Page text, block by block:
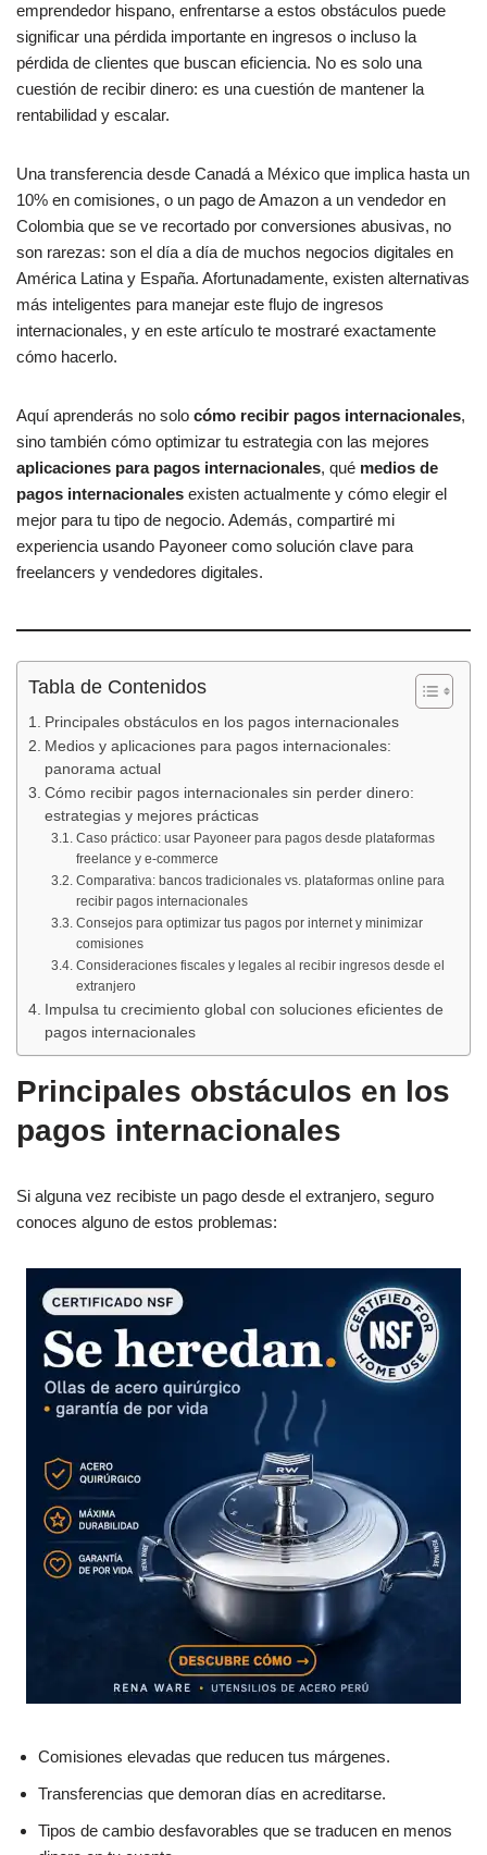
emprendedor hispano, enfrentarse a estos obstáculos puede
significar una pérdida importante en ingresos o incluso la
pérdida de clientes que buscan eficiencia. No es solo una
cuestión de recibir dinero: es una cuestión de mantener la
rentabilidad y escalar.
Una transferencia desde Canadá a México que implica hasta un
10% en comisiones, o un pago de Amazon a un vendedor en
Colombia que se ve recortado por conversiones abusivas, no
son rarezas: son el día a día de muchos negocios digitales en
América Latina y España. Afortunadamente, existen alternativas
más inteligentes para manejar este flujo de ingresos
internacionales, y en este artículo te mostraré exactamente
cómo hacerlo.
Aquí aprenderás no solo cómo recibir pagos internacionales,
sino también cómo optimizar tu estrategia con las mejores
aplicaciones para pagos internacionales, qué medios de
pagos internacionales existen actualmente y cómo elegir el
mejor para tu tipo de negocio. Además, compartiré mi
experiencia usando Payoneer como solución clave para
freelancers y vendedores digitales.
Tabla de Contenidos
Principales obstáculos en los pagos internacionales
Medios y aplicaciones para pagos internacionales:
panorama actual
Cómo recibir pagos internacionales sin perder dinero:
estrategias y mejores prácticas
Caso práctico: usar Payoneer para pagos desde plataformas
freelance y e-commerce
Comparativa: bancos tradicionales vs. plataformas online para
recibir pagos internacionales
Consejos para optimizar tus pagos por internet y minimizar
comisiones
Consideraciones fiscales y legales al recibir ingresos desde el
extranjero
Impulsa tu crecimiento global con soluciones eficientes de
pagos internacionales
Principales obstáculos en los
pagos internacionales
Si alguna vez recibiste un pago desde el extranjero, seguro
conoces alguno de estos problemas:
Comisiones elevadas que reducen tus márgenes.
Transferencias que demoran días en acreditarse.
Tipos de cambio desfavorables que se traducen en menos